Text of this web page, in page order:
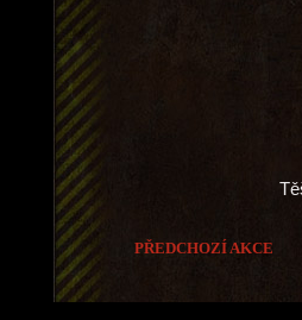
PŘEDCHOZÍ AKCE